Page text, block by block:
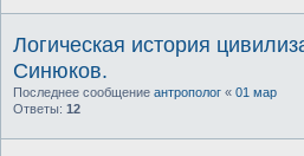
Логическая история
Синюков.
Последнее сообщение антрополог « 01 мар
Ответы: 12